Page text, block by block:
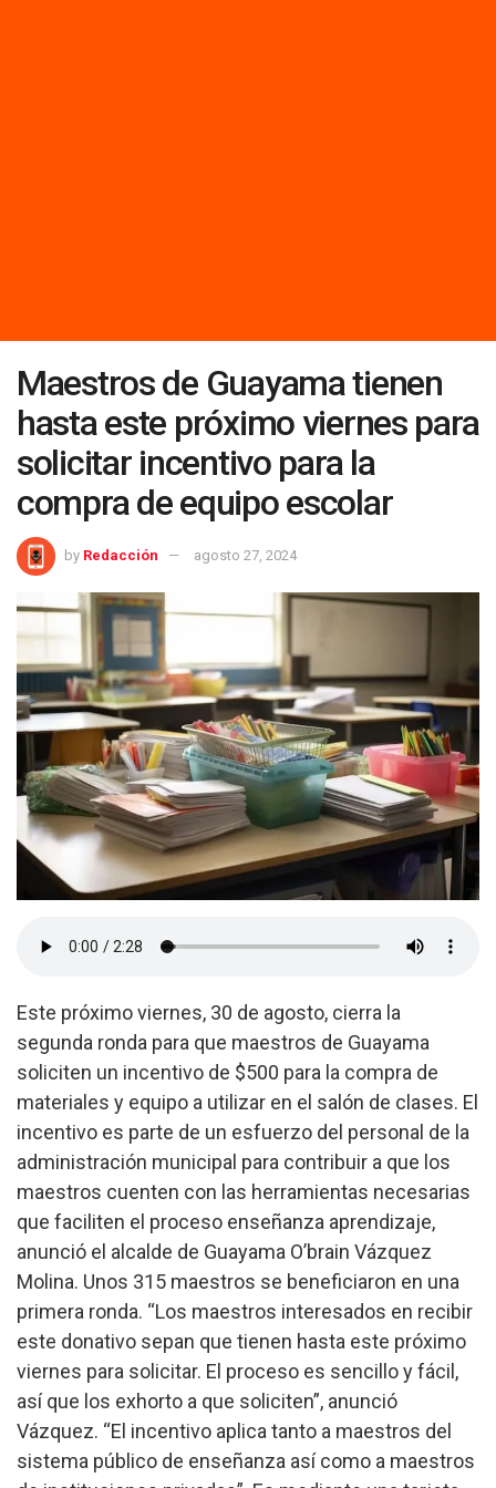
Maestros de Guayama tienen
hasta este próximo viernes para
solicitar incentivo para la
compra de equipo escolar
by Redacción agosto 27, 2024
Este próximo viernes, 30 de agosto, cierra la
segunda ronda para que maestros de Guayama
soliciten un incentivo de $500 para la compra de
materiales y equipo a utilizar en el salón de clases. El
incentivo es parte de un esfuerzo del personal de la
administración municipal para contribuir a que los
maestros cuenten con las herramientas necesarias
que faciliten el proceso enseñanza aprendizaje,
anunció el alcalde de Guayama O’brain Vázquez
Molina. Unos 315 maestros se beneficiaron en una
primera ronda. “Los maestros interesados en recibir
este donativo sepan que tienen hasta este próximo
viernes para solicitar. El proceso es sencillo y fácil,
así que los exhorto a que soliciten”, anunció
Vázquez. “El incentivo aplica tanto a maestros del
sistema público de enseñanza así como a maestros